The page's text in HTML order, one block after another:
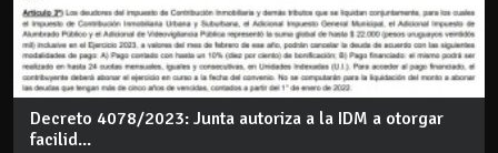
Decreto 4078/2023: Junta autoriza a la IDM a otorgar
facilid...